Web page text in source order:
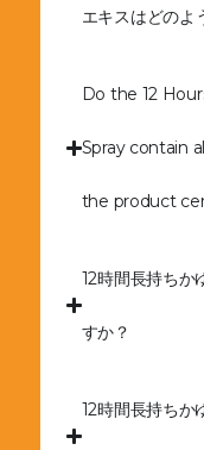
エキスはどのよ
Do the 12
Spray contain
the product
12時間長持ちか
すか？
12時間長持ちか